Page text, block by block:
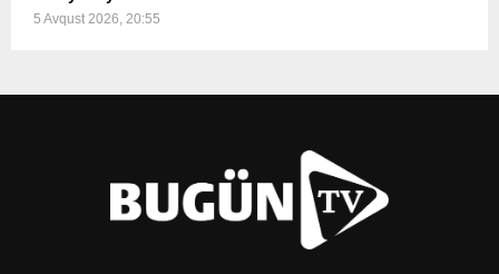
5 Avqust 2026, 20:55